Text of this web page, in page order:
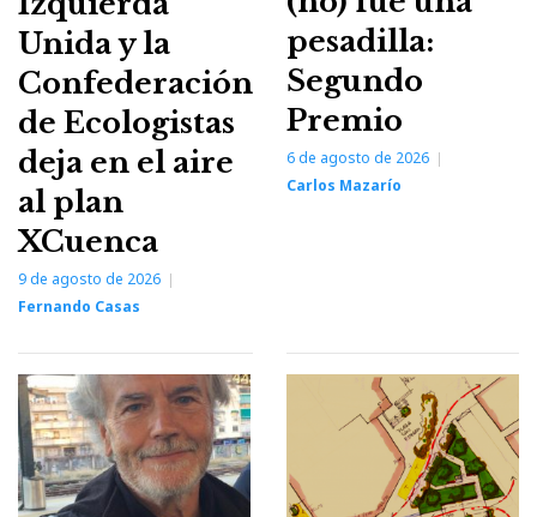
Unida y la
Confederación
de Ecologistas
deja en el aire
al plan
XCuenca
9 de agosto de 2026
Fernando Casas
pesadilla:
Segundo
Premio
6 de agosto de 2026
Carlos Mazarío